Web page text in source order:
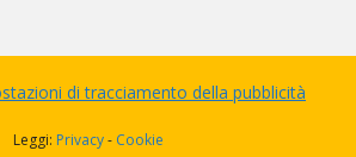
di tracciamento della pubblicità
Leggi: Privacy- Cookie